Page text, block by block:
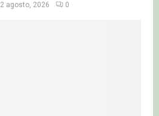
2 agosto, 2026 0